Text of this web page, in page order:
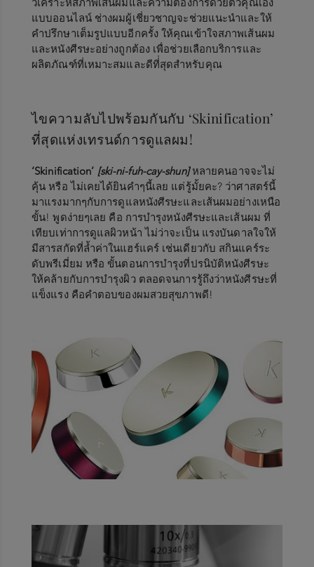
วิเคราะห์สภาพเส้นผมและความต้องการด้วยตัวคุณเอง
แบบออนไลน์ ช่างผมผู้เชี่ยวชาญจะช่วยแนะนำและให้
คำปรึกษาเต็มรูปแบบอีกครั้ง ให้คุณเข้าใจสภาพเส้นผม
และหนังศีรษะอย่างถูกต้อง เพื่อช่วยเลือกบริการและ
ผลิตภัณฑ์ที่เหมาะสมและดีที่่สุดสำหรับคุณ
ไขความลับไปพร้อมกันกับ ‘Skinification’
ที่สุดแห่งเทรนด์การดูแลผม!
‘Skinification’ [ski-ni-fuh-cay-shun] หลายคนอาจจะไม่
คุ้น หรือ ไม่เคยได้ยินคำๆนี้เลย แต่รู้มั้ยคะ? ว่าศาสตร์นี้
มาแรงมากๆกับการดูแลหนังศีรษะและเส้นผมอย่างเหนือ
ขั้น! พูดง่ายๆเลย คือ การบำรุงหนังศีรษะและเส้นผม ที่
เทียบเท่าการดูแลผิวหน้า ไม่ว่าจะเป็น แรงบันดาลใจให้
มีสารสกัดที่ล้ำค่าในแฮร์แคร์ เช่นเดียวกับ สกินแคร์ระ
ดับพรีเมี่ยม หรือ ขั้นตอนการบำรุงที่ปรนิบัติหนังศีรษะ
ให้คล้ายกับการบำรุงผิว ตลอดจนการรู้ถึงว่าหนังศีรษะที่
แข็งแรง คือคำตอบของผมสวยสุขภาพดี!